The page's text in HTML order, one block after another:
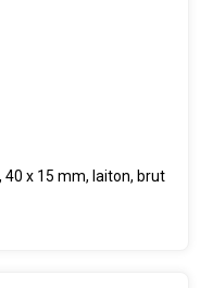
40 x 15 mm, laiton, brut